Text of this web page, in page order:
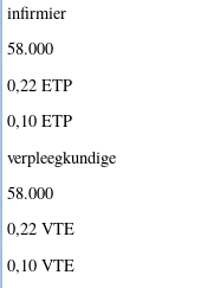
infirmier
58.000 
0,22 ETP
0,10 ETP
verpleegkundige
58.000 
0,22 VTE
0,10 VTE